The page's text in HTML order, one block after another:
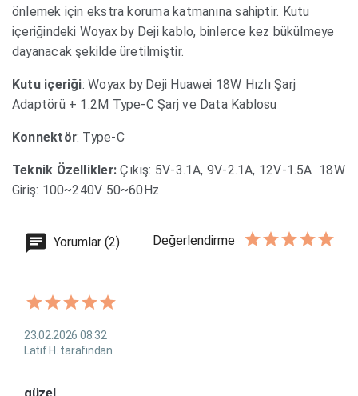
önlemek için ekstra koruma katmanına sahiptir. Kutu
içeriğindeki Woyax by Deji kablo, binlerce kez bükülmeye
dayanacak şekilde üretilmiştir.
Kutu içeriği: Woyax by Deji Huawei 18W Hızlı Şarj
Adaptörü + 1.2M Type-C Şarj ve Data Kablosu
Konnektör: Type-C
Teknik Özellikler: Çıkış: 5V-3.1A, 9V-2.1A, 12V-1.5A 18W
Giriş: 100~240V 50~60Hz
Yorumlar (2) Değerlendirme
23.02.2026 08:32
Latif H. tarafından
güzel